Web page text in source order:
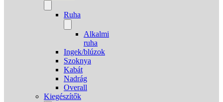
Ruha
Alkalmi
ruha
Ingek/blúzok
Szoknya
Kabát
Nadrág
Overall
Kiegészítők